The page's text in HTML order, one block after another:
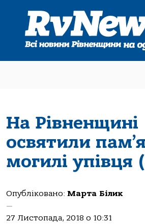
На Рівненщині
освятили
могилі упівця
Опубліковано: Марта Білик
—
27 Листопада, 2018 о 10:31